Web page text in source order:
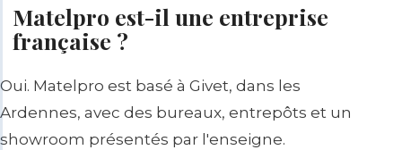
Matelpro est-il une entreprise
française ?
Oui. Matelpro est basé à Givet, dans les
Ardennes, avec des bureaux, entrepôts et un
showroom présentés par l'enseigne.